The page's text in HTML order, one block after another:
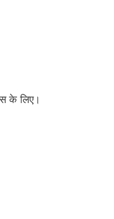
के लिए।